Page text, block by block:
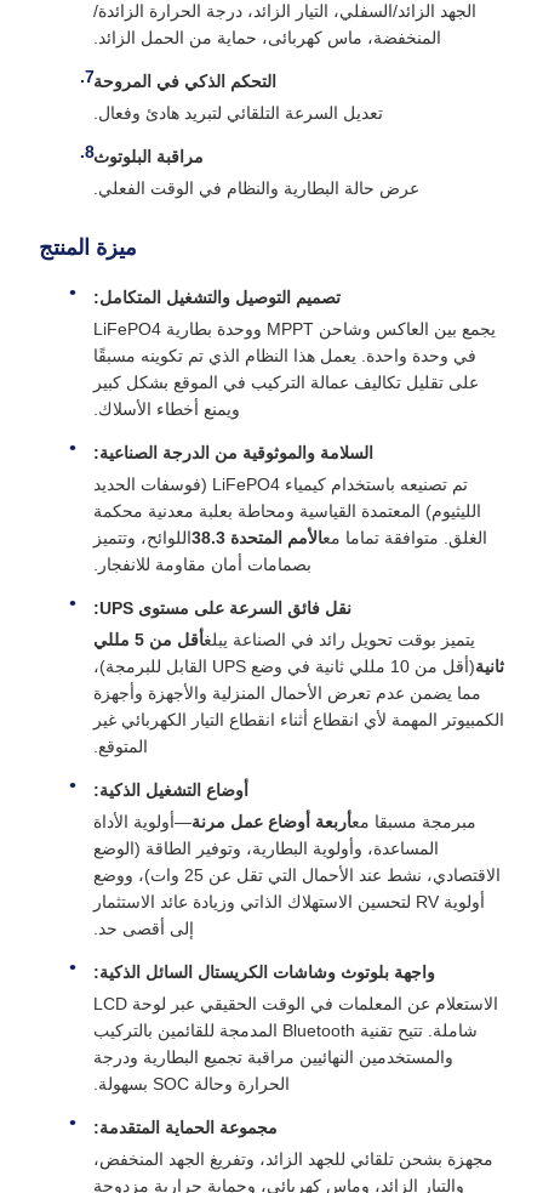
الجهد الزائد/السفلي، التيار الزائد، درجة الحرارة الزائدة/
المنخفضة، ماس كهربائى، حماية من الحمل الزائد.
التحكم الذكي في المروحة
تعديل السرعة التلقائي لتبريد هادئ وفعال.
مراقبة البلوتوث
عرض حالة البطارية والنظام في الوقت الفعلي.
ميزة المنتج
تصميم التوصيل والتشغيل المتكامل:
يجمع بين العاكس وشاحن MPPT ووحدة بطارية LiFePO4
في وحدة واحدة. يعمل هذا النظام الذي تم تكوينه مسبقًا
على تقليل تكاليف عمالة التركيب في الموقع بشكل كبير
ويمنع أخطاء الأسلاك.
السلامة والموثوقية من الدرجة الصناعية:
تم تصنيعه باستخدام كيمياء LiFePO4 (فوسفات الحديد
الليثيوم) المعتمدة القياسية ومحاطة بعلبة معدنية محكمة
الغلق. متوافقة تماما معالأمم المتحدة 38.3
اللوائح، وتتميز
بصمامات أمان مقاومة للانفجار.
نقل فائق السرعة على مستوى UPS:
يتميز بوقت تحويل رائد في الصناعة يبلغ
أقل من 5 مللي
ثانية
(أقل من 10 مللي ثانية في وضع UPS القابل للبرمجة)،
مما يضمن عدم تعرض الأحمال المنزلية والأجهزة وأجهزة
الكمبيوتر المهمة لأي انقطاع أثناء انقطاع التيار الكهربائي غير
المتوقع.
أوضاع التشغيل الذكية:
مبرمجة مسبقا معأربعة أوضاع عمل مرنة—أولوية الأداة
المساعدة، وأولوية البطارية، وتوفير الطاقة (الوضع
الاقتصادي، نشط عند الأحمال التي تقل عن 25 وات)، ووضع
أولوية RV لتحسين الاستهلاك الذاتي وزيادة عائد الاستثمار
إلى أقصى حد.
واجهة بلوتوث وشاشات الكريستال السائل الذكية:
الاستعلام عن المعلمات في الوقت الحقيقي عبر لوحة LCD
شاملة. تتيح تقنية Bluetooth المدمجة للقائمين بالتركيب
والمستخدمين النهائيين مراقبة تجميع البطارية ودرجة
الحرارة وحالة SOC بسهولة.
مجموعة الحماية المتقدمة:
مجهزة بشحن تلقائي للجهد الزائد، وتفريغ الجهد المنخفض،
والتيار الزائد، وماس كهربائى، وحماية حرارية مزدوجة